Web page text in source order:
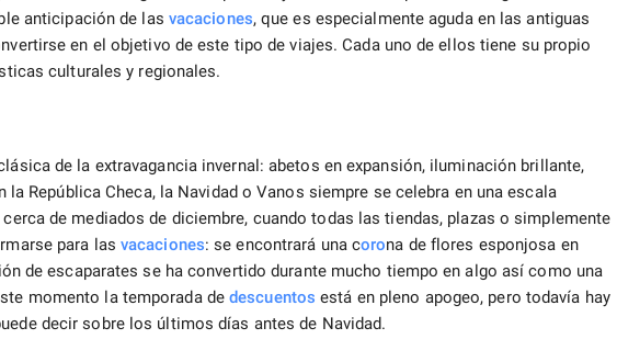
anticipación de las vacaciones, que es especialmente aguda en las antiguas
en el objetivo de este tipo de viajes. Cada uno de ellos tiene su propio
culturales y regionales.
de la extravagancia invernal: abetos en expansión, iluminación brillante,
República Checa, la Navidad o Vanos siempre se celebra en una escala
de mediados de diciembre, cuando todas las tiendas, plazas o simplemente
para las vacaciones: se encontrará una corona de flores esponjosa en
de escaparates se ha convertido durante mucho tiempo en algo así como una
momento la temporada dedescuentos está en pleno apogeo, pero todavía hay
decir sobre los últimos días antes de Navidad.